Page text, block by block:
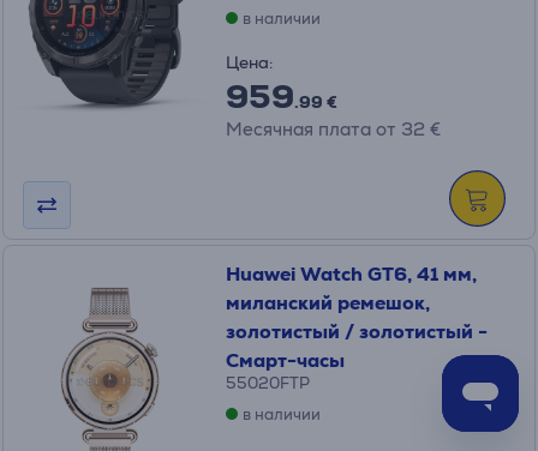
в наличии
Цена:
959.99 €
Месячная плата от 32 €
Huawei Watch GT6, 41 мм,
миланский ремешок,
золотистый / золотистый -
Смарт-часы
55020FTP
в наличии